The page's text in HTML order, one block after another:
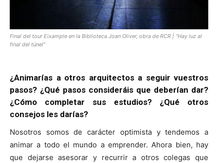
Final del tour Eixample en la Biblioteca Joan Oliver, obra de RCR | “Hay luz al
final del túnel”
¿Animarías a otros arquitectos a seguir vuestros
pasos? ¿Qué pasos consideráis que deberían dar?
¿Cómo completar sus estudios? ¿Qué otros
consejos les darías?
Nosotros somos de carácter optimista y tendemos a
animar a todo el mundo a emprender. Ahora bien, hay
que dejarse asesorar y recurrir a otros colegas que